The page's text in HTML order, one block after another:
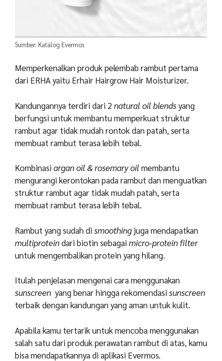
Sumber: Katalog Evermos
Memperkenalkan produk pelembab rambut pertama
dari ERHA yaitu Erhair Hairgrow Hair Moisturizer.
Kandungannya terdiri dari 2 natural oil blendsyang
berfungsi untuk membantu memperkuat struktur
rambut agar tidak mudah rontok dan patah, serta
membuat rambut terasa lebih tebal.
Kombinasiargan oil & rosemary oil membantu
mengurangi kerontokan pada rambut dan menguatkan
struktur rambut agar tidak mudah patah, serta
membuat rambut terasa lebih tebal.
Rambut yang sudah dismoothing juga mendapatkan
multiproteindari biotin sebagaimicro-protein filter
untuk mengembalikan protein yang hilang.
Itulah penjelasan mengenai cara menggunakan
sunscreen yang benar hingga rekomendasisunscreen
terbaik dengan kandungan yang aman untuk kulit.
Apabila kamu tertarik untuk mencoba menggunakan
salah satu dari produk perawatan rambut di atas, kamu
bisa mendapatkannya di aplikasi Evermos.